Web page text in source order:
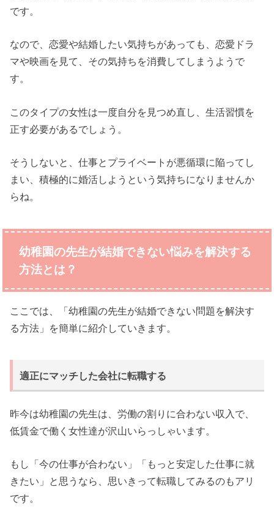
です。
なので、恋愛や結婚したい気持ちがあっても、恋愛ドラ
マや映画を見て、その気持ちを消費してしまうようで
す。
このタイプの女性は一度自分を見つめ直し、生活習慣を
正す必要があるでしょう。
そうしないと、仕事とプライベートが悪循環に陥ってし
まい、積極的に婚活しようという気持ちになりませんか
らね。
幼稚園の先生が結婚できない悩みを解決する
方法とは？
ここでは、「幼稚園の先生が結婚できない問題を解決す
る方法」を簡単に紹介していきます。
適正にマッチした会社に転職する
昨今は幼稚園の先生は、労働の割りに合わない収入で、
低賃金で働く女性達が沢山いらっしゃいます。
もし「今の仕事が合わない」「もっと安定した仕事に就
きたい」と思うなら、思いきって転職してみるのもアリ
です。